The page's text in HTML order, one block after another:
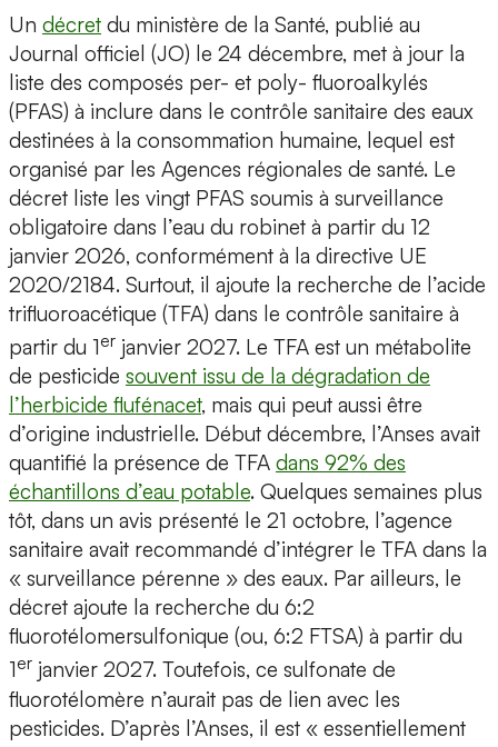
Un décret du ministère de la Santé, publié au
Journal officiel (JO) le 24 décembre, met à jour la
liste des composés per- et poly- fluoroalkylés
(PFAS) à inclure dans le contrôle sanitaire des eaux
destinées à la consommation humaine, lequel est
organisé par les Agences régionales de santé. Le
décret liste les vingt PFAS soumis à surveillance
obligatoire dans l’eau du robinet à partir du 12
janvier 2026, conformément à la directive UE
2020/2184. Surtout, il ajoute la recherche de l’acide
trifluoroacétique (TFA) dans le contrôle sanitaire à
partir du 1er janvier 2027. Le TFA est un métabolite
de pesticide souvent issu de la dégradation de
l’herbicide flufénacet, mais qui peut aussi être
d’origine industrielle. Début décembre, l’Anses avait
quantifié la présence de TFA dans 92% des
échantillons d’eau potable. Quelques semaines plus
tôt, dans un avis présenté le 21 octobre, l’agence
sanitaire avait recommandé d’intégrer le TFA dans la
« surveillance pérenne » des eaux. Par ailleurs, le
décret ajoute la recherche du 6:2
fluorotélomersulfonique (ou, 6:2 FTSA) à partir du
1er janvier 2027. Toutefois, ce sulfonate de
fluorotélomère n’aurait pas de lien avec les
pesticides. D’après l’Anses, il est « essentiellement